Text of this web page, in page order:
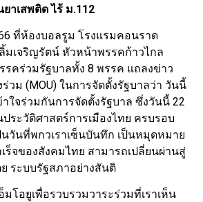
าเสพติด ไร้ ม.112
ที่ห้องบอลรูม โรงแรมคอนราด
มเจริญรัตน์ หัวหน้าพรรคก้าวไกล
คร่วมรัฐบาลทั้ง 8 พรรค แถลงข่าว
วม (MOU) ในการจัดตั้งรัฐบาลว่า วันนี้
ใจร่วมกันการจัดตั้งรัฐบาล ซึ่งวันนี้ 22
ระวัติศาสตร์การเมืองไทย ครบรอบ
นวันที่พกวเราเซ็นบันทึก เป็นหมุดหมาย
ร็จของสังคมไทย สามารถเปลี่ยนผ่านสู่
ระบบรัฐสภาอย่างสันติ
มโอยูเพื่อรวบรวมวาระร่วมที่เราเห็น